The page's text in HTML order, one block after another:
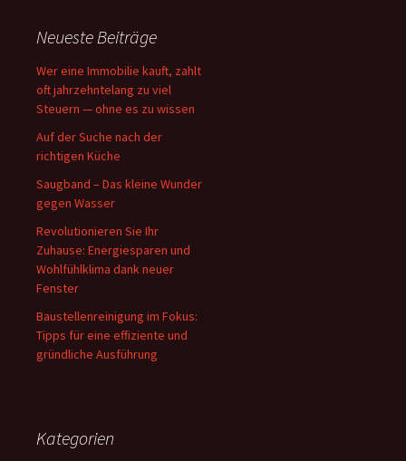
Neueste Beiträge
Wer eine Immobilie kauft, zahlt
oft jahrzehntelang zu viel
Steuern — ohne es zu wissen
Auf der Suche nach der
richtigen Küche
Saugband – Das kleine Wunder
gegen Wasser
Revolutionieren Sie Ihr
Zuhause: Energiesparen und
Wohlfühlklima dank neuer
Fenster
Baustellenreinigung im Fokus:
Tipps für eine effiziente und
gründliche Ausführung
Kategorien